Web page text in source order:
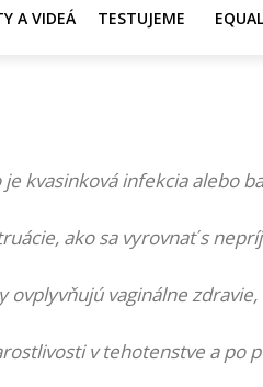
A VIDEÁ TESTUJEME
kvasinková infekcia alebo
ako sa vyrovnať s
vaginálne
v tehotenstve a po